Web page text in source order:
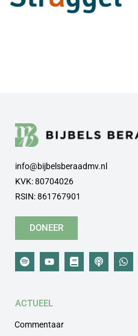
info@bijbelsberaadmv.nl
KVK: 80704026
RSIN: 861767901
DONEER
ACTUEEL
Commentaar